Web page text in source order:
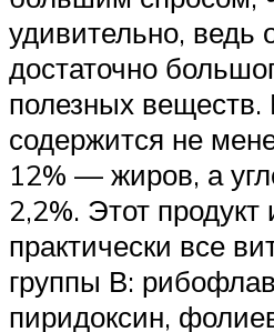
удивительно, ведь
достаточно
полезных веществ.
содержится не
12% — жиров, а
2,2%. Этот продукт
практически все
группы В:
пиридоксин,